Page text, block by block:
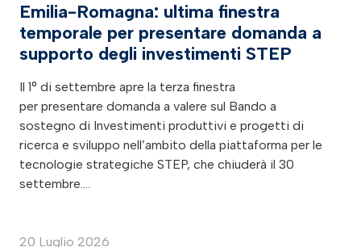
Emilia-Romagna: ultima finestra
temporale per presentare domanda a
supporto degli investimenti STEP
Il 1° di settembre apre la terza finestra
per presentare domanda a valere sul Bando a
sostegno di Investimenti produttivi e progetti di
ricerca e sviluppo nell’ambito della piattaforma per le
tecnologie strategiche STEP, che chiuderà il 30
settembre.…
20 Luglio 2026